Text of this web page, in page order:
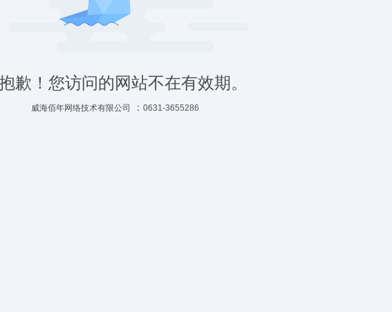
歉！您访问的网站不在有效期。
威海佰年网络技术有限公司 ： 0631-3655286